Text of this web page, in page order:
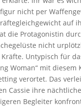
nicht per
auf
die Protagonistin
nicht
Untypisch für
Woman“ mit diesem
verortet. Das
Cassie ihre
Begleiter